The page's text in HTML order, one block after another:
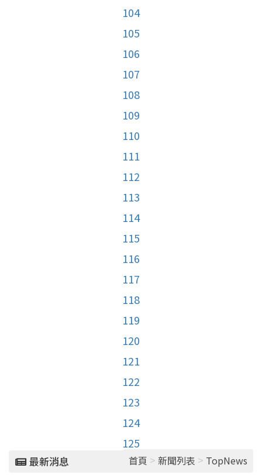
104
105
106
107
108
109
110
111
112
113
114
115
116
117
118
119
120
121
122
123
124
125
最新消息 首頁 > 新聞列表 > TopNews